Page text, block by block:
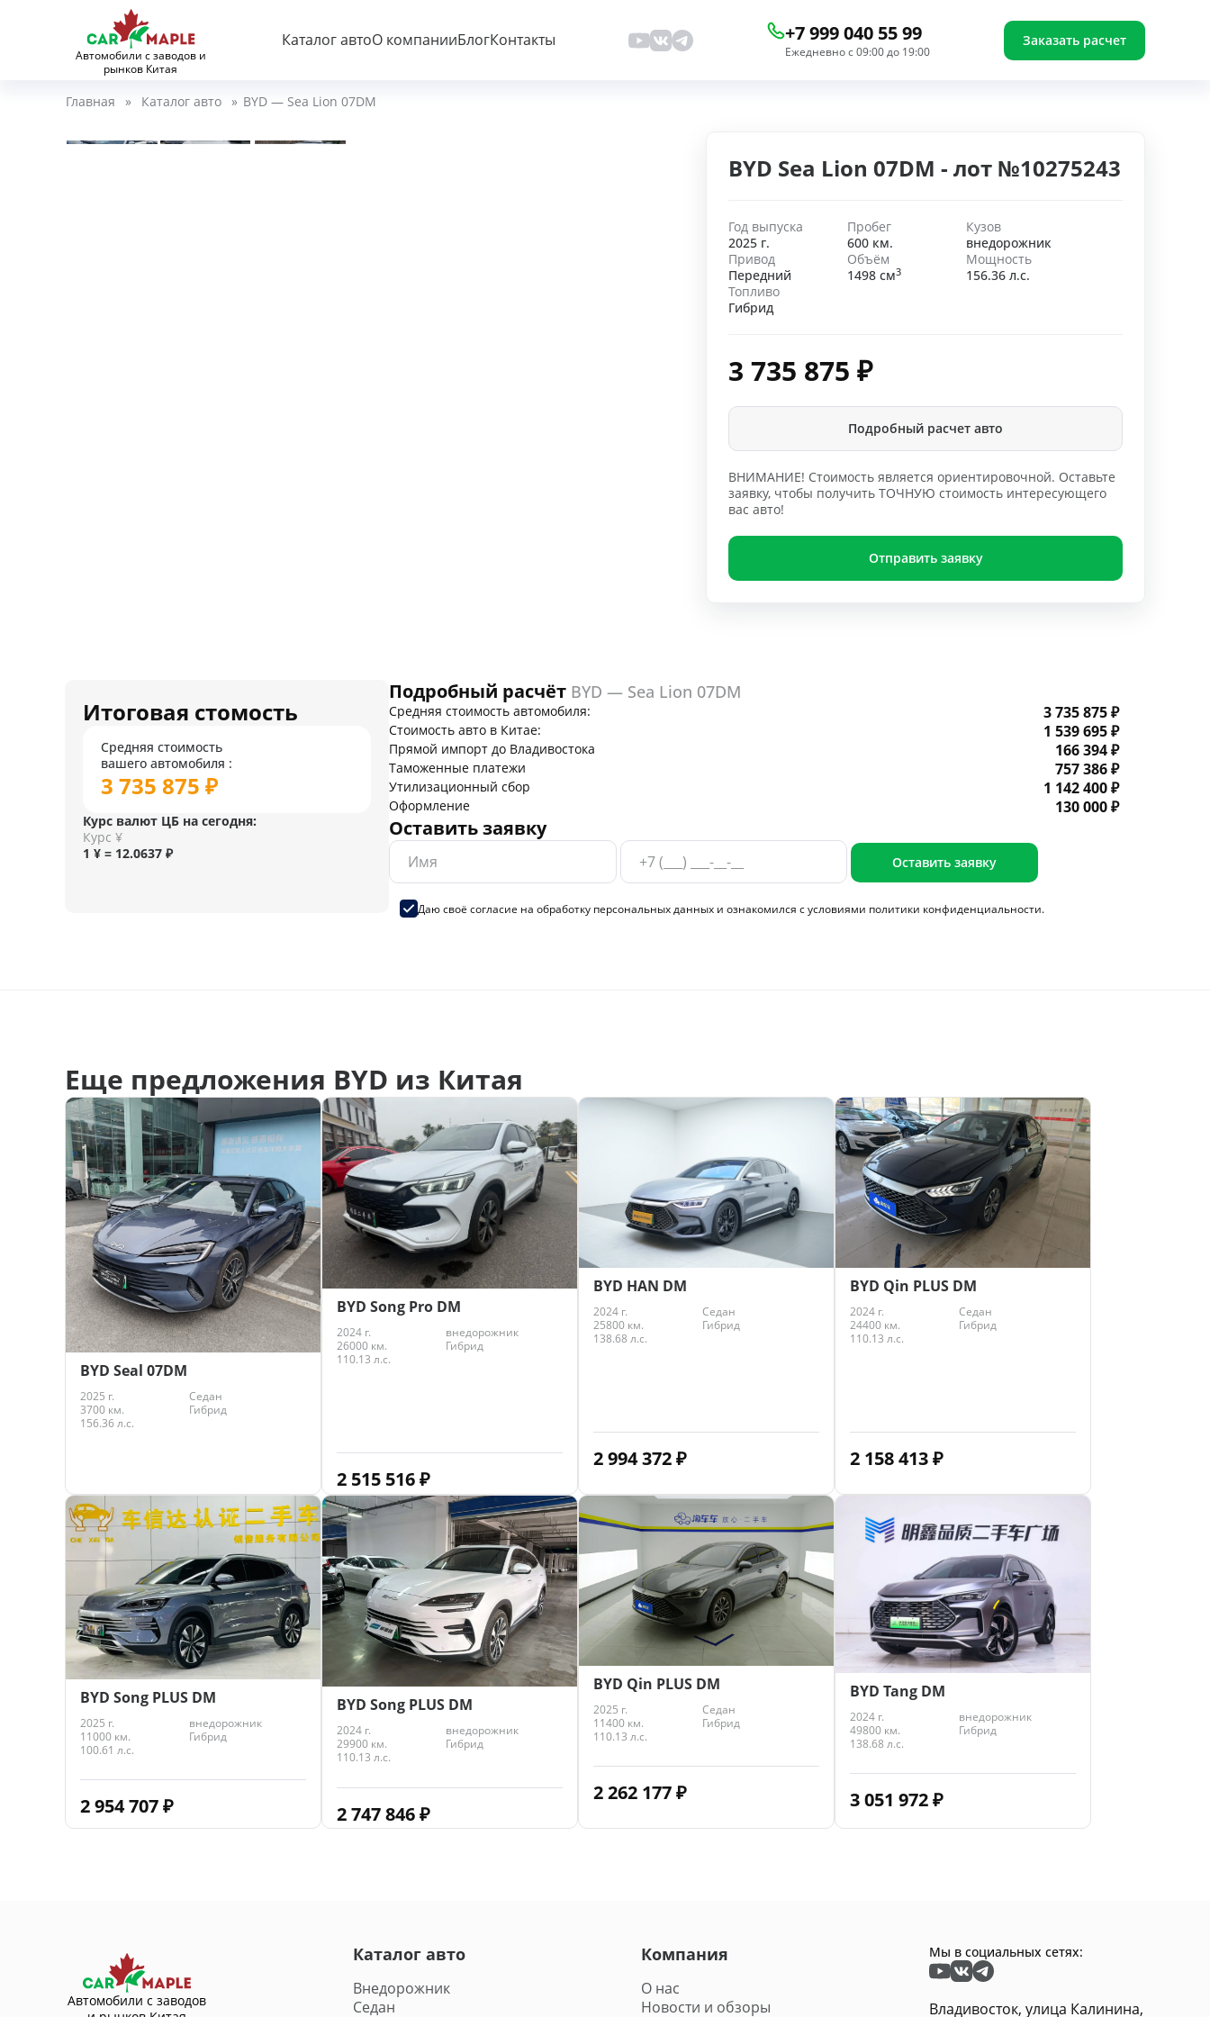
Автомобили с заводов и
рынков Китая
Каталог автоО компанииБлогКонтакты +7 999 040 55 99
Ежедневно с 09:00 до 19:00
Заказать расчет
Главная » Каталог авто » BYD — Sea Lion 07DM
BYD Sea Lion 07DM - лот №10275243
Год выпуска
2025 г.
Пробег
600 км.
Кузов
внедорожник
Привод
Передний
Объём
1498 см3
Мощность
156.36 л.с.
Топливо
Гибрид
3 735 875 ₽
Подробный расчет авто
ВНИМАНИЕ! Стоимость является ориентировочной. Оставьте
заявку, чтобы получить ТОЧНУЮ стоимость интересующего
вас авто!
Отправить заявку
Итоговая стомость
Средняя стоимость
вашего автомобиля :
3 735 875 ₽
Курс валют ЦБ на сегодня:
Курс ¥
1 ¥ = 12.0637 ₽
Подробный расчёт BYD — Sea Lion 07DM
Средняя стоимость автомобиля: 3 735 875 ₽
Стоимость авто в Китае: 1 539 695 ₽
Прямой импорт до Владивостока 166 394 ₽
Таможенные платежи 757 386 ₽
Утилизационный сбор 1 142 400 ₽
Оформление 130 000 ₽
Оставить заявку
Оставить заявку
Даю своё согласие на обработку персональных данных и ознакомился с условиями политики конфиденциальности.
Еще предложения BYD из Китая
BYD Seal 07DM
2025 г.
Седан
3700 км.
Гибрид
156.36 л.с.
3 648 996
BYD Song Pro DM
2024 г.
внедорожник
26000 км.
Гибрид
110.13 л.с.
2 515 516₽
BYD HAN DM
2024 г.
Седан
25800 км.
Гибрид
138.68 л.с.
2 994 372₽
BYD Qin PLUS DM
2024 г.
Седан
24400 км.
Гибрид
110.13 л.с.
2 158 413₽
BYD Song PLUS DM
2025 г.
внедорожник
11000 км.
Гибрид
100.61 л.с.
2 954 707₽
BYD Song PLUS DM
2024 г.
внедорожник
29900 км.
Гибрид
110.13 л.с.
2 747 846₽
BYD Qin PLUS DM
2025 г.
Седан
11400 км.
Гибрид
110.13 л.с.
2 262 177₽
BYD Tang DM
2024 г.
внедорожник
49800 км.
Гибрид
138.68 л.с.
3 051 972₽
Автомобили с заводов
Каталог авто
Внедорожник
Седан
Компания
О нас
Новости и обзоры
Мы в социальных сетях:
Владивосток, улица Калинина,